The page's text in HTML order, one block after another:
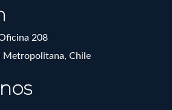
208
Metropolitana, Chile